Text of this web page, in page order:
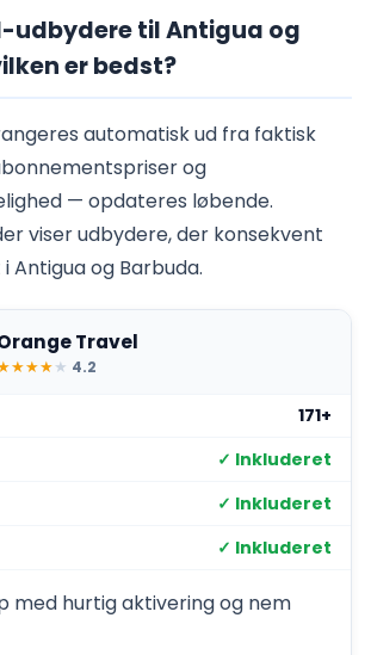
udbydere til Antigua og
er bedst?
automatisk ud fra faktisk
og
— opdateres løbende.
viser udbydere, der konsekvent
Antigua og Barbuda.
Travel
★★★★ 4.2
171+
✓ Inkluderet
✓ Inkluderet
✓ Inkluderet
med hurtig aktivering og nem